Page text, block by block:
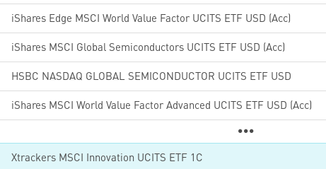
iShares Edge MSCI World Value Factor UCITS ETF USD (Acc)
iShares MSCI Global Semiconductors UCITS ETF USD (Acc)
HSBC NASDAQ GLOBAL SEMICONDUCTOR UCITS ETF USD
iShares MSCI World Value Factor Advanced UCITS ETF USD (Acc)
Xtrackers MSCI Innovation UCITS ETF 1C